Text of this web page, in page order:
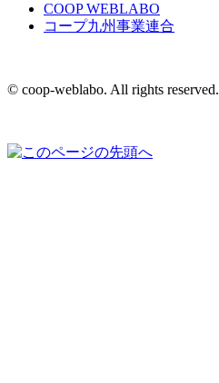
COOP WEBLABO
コープ九州事業連合
© coop-weblabo. All rights reserved.